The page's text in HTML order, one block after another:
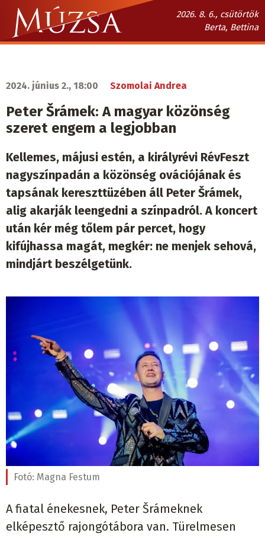
Ugrás
tartalomra
2026. 8. 6., csütörtök
Berta, Bettina
Múzsa.sk
navigáció
2024. június 2., 18:00 Szomolai Andrea
Peter Šrámek: A magyar közönség
szeret engem a legjobban
Kellemes, májusi estén, a királyrévi RévFeszt
nagyszínpadán a közönség ovációjának és
tapsának kereszttüzében áll Peter Šrámek,
alig akarják leengedni a színpadról. A koncert
után kér még tőlem pár percet, hogy
kifújhassa magát, megkér: ne menjek sehová,
mindjárt beszélgetünk.
Fotó: Magna Festum
A fiatal énekesnek, Peter Šrámeknek
elképesztő rajongótábora van. Türelmesen